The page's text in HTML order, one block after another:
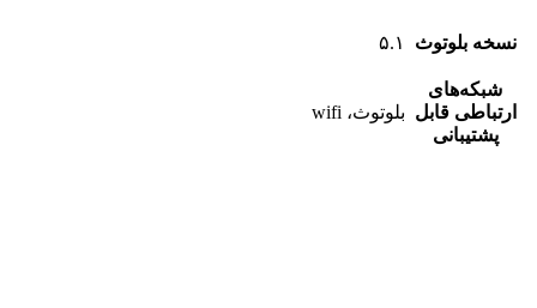
نسخه بلوتوث ۵.۱
شبکه‌های
ارتباطی قابل
پشتیبانی
بلوتوث، wifi